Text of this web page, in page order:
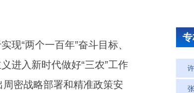
现“两个一百年”奋斗目标、
进入新时代做好“三农”工作
密战略部署和精准政策安